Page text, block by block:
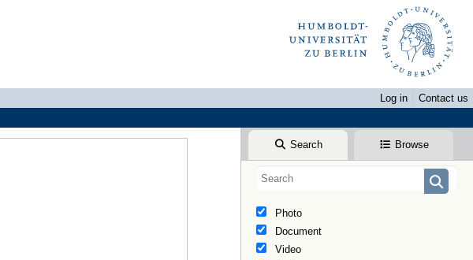
Log in
Contact us
Search Browse
Photo
Document
Video